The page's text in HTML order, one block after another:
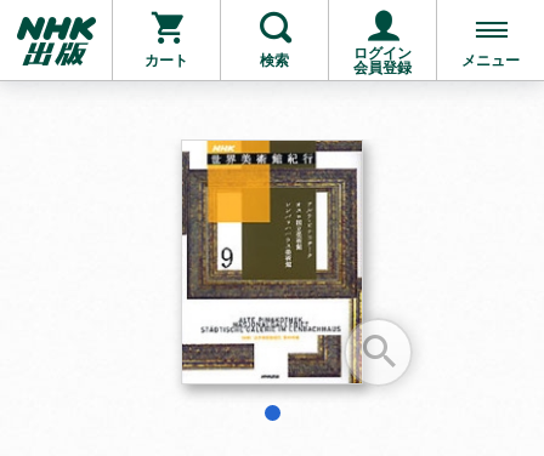
カート 検索
ログイン
会員登録
メニュー
お支払いに進む
他にも商品を買う